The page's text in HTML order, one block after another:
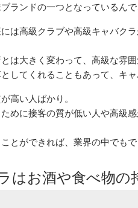
ランドの一つとなっているん
は高級クラブや高級キャバク
は大きく変わって、高級な雰
してくれることもあって、キ
高い人ばかり。
めに接客の質が低い人や高級
とができれば、業界の中でも
はお酒や食べ物の